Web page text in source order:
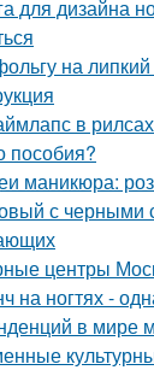
для дизайна
на
в
пособия?
маникюра:
с черными
центры
на ногтях -
в мире